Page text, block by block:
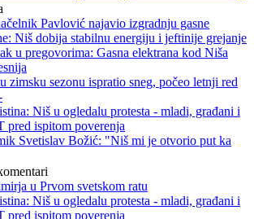
Pavlović najavio izgradnju gasne
Niš dobija stabilnu energiju i jeftinije grejanje
u pregovorima: Gasna elektrana kod Niša
zimsku sezonu ispratio sneg, počeo letnji red
Niš u ogledalu protesta - mladi, građani i
pred ispitom poverenja
Svetislav Božić: "Niš mi je otvorio put ka
u Prvom svetskom ratu
Niš u ogledalu protesta - mladi, građani i
pred ispitom poverenja